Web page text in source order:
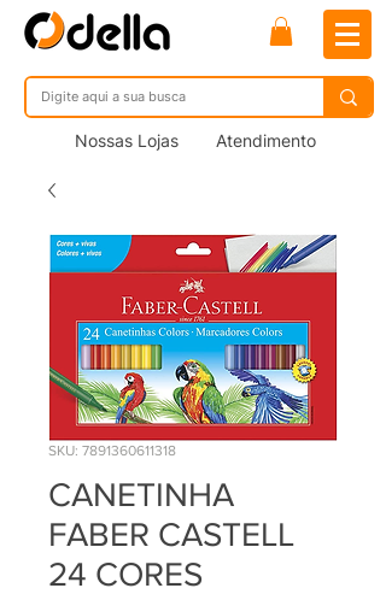
Nossas Lojas Atendimento
SKU: 7891360611318
CANETINHA
FABER CASTELL
24 CORES